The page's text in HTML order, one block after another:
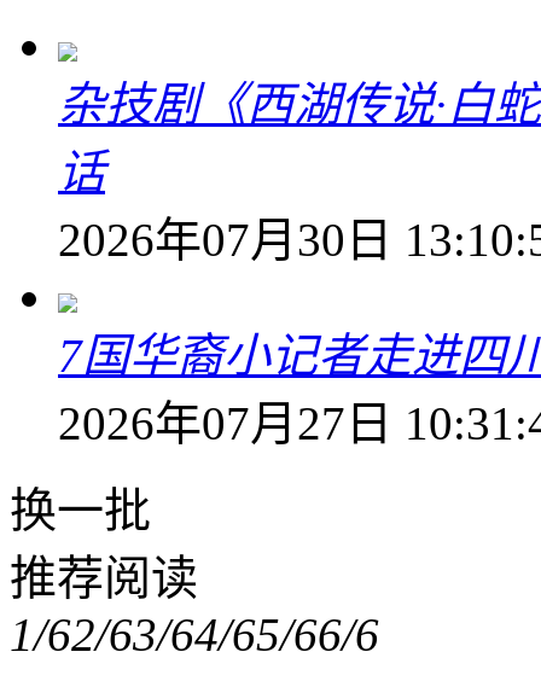
杂技剧《西湖传说·白
话
2026年07月30日
7国华裔小记者走进四
2026年07月27日
换一批
推荐阅读
1/62/63/64/65/66/6